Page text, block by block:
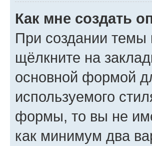
Как мне создать
При создании темы
щёлкните на
основной формой
используемого
формы, то вы не
как минимум два